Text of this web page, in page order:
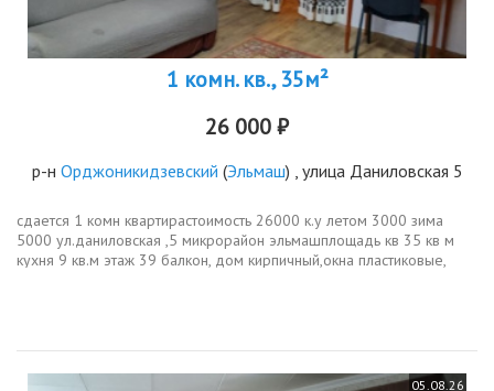
1 комн. кв., 35м²
26 000 ₽
р-н Орджоникидзевский (Эльмаш) , улица Даниловская 5
сдается 1 комн квартирастоимость 26000 к.у летом 3000 зима
5000 ул.даниловская ,5 микрорайон эльмашплощадь кв 35 кв м
кухня 9 кв.м этаж 39 балкон, дом кирпичный,окна пластиковые,
05.08.26